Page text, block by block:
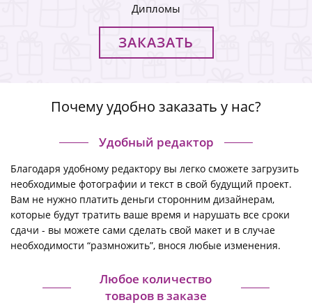
Дипломы
ЗАКАЗАТЬ
Почему удобно заказать у нас?
Удобный редактор
Благодаря удобному редактору вы легко сможете загрузить
необходимые фотографии и текст в свой будущий проект.
Вам не нужно платить деньги сторонним дизайнерам,
которые будут тратить ваше время и нарушать все сроки
сдачи - вы можете сами сделать свой макет и в случае
необходимости “размножить”, внося любые изменения.
Любое количество
товаров в заказе